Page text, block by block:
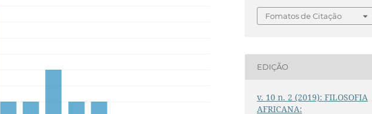
Fomatos de Citação
EDIÇÃO
v. 10 n. 2 (2019): FILOSOFIA
AFRICANA: